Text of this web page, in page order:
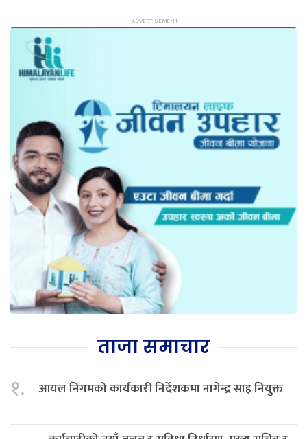
ताजा समाचार
१. आयल निगमको कार्यकारी निर्देशकमा नागेन्द्र साह नियुक्त